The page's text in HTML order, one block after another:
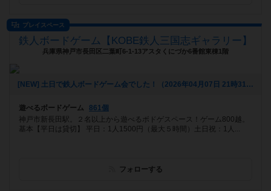
プレイスペース
鉄人ボードゲーム【KOBE鉄人三国志ギャラリー】
兵庫県神戸市長田区二葉町6-1-13アスタくにづか6番館東棟1階
[NEW] 土日で鉄人ボードゲーム会でした！（2026年04月07日 21時31分）
遊べるボードゲーム
861個
神戸市新長田駅。２名以上から遊べるボドゲスペース！ゲーム800越。
基本【平日は貸切】 平日：1人1500円（最大５時間）土日祝：1人...
フォローする